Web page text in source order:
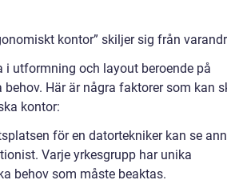
kontor” skiljer sig från
i utformning och layout beroende på
Här är några faktorer som kan
kontor:
för en datortekniker kan se
Varje yrkesgrupp har unika
behov som måste beaktas.